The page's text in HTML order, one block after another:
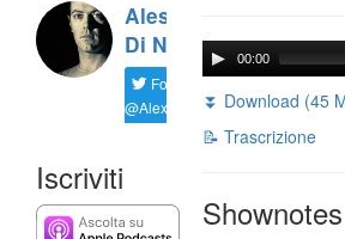
Alessandro
Di Noia
Follow
@AlexD75
Iscriviti
00:00
⏬ Download (45
📝 Trascrizione
Shownotes